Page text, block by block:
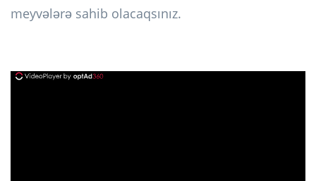
meyvələrə sahib olacaqsınız.